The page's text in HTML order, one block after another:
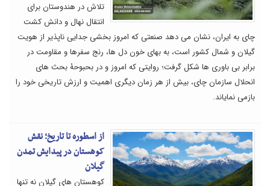
تلاش در هندوستان برای
انتقال نهال و دانش کشت
چای به ایران، نشان می دهد صنعتی که امروز بخشی جدایی ناپذیر از هویت
گیلان و شمال کشور است، به بهای خون دل ها، رنج سفرها و مقاومت در
برابر بی باوری ها شکل گرفت؛ روایتی که امروز و در بحبوحۀ بحث های
انحلال سازمان چای، بیش از هر زمان دیگری اهمیت و ارزش تاریخی خود را
بازمی نمایاند.
از اسطوره تا تاریخ؛ نقش
کوهستان در پیدایش تمدن
گیلان
کوهستان های گیلان نه تنها